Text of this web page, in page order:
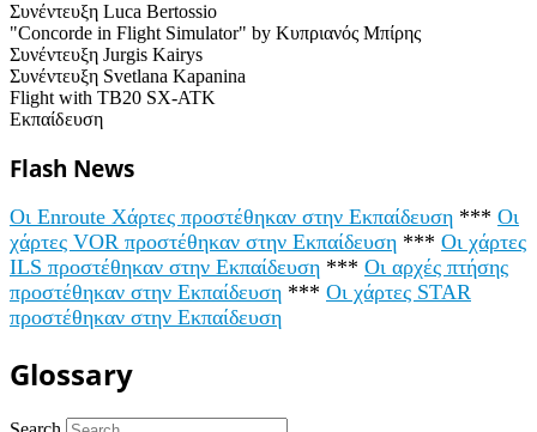
Συνέντευξη Luca Bertossio
"Concorde in Flight Simulator" by Κυπριανός Μπίρης
Συνέντευξη Jurgis Kairys
Συνέντευξη Svetlana Kapanina
Flight with TB20 SX-ATK
Εκπαίδευση
Flash News
Οι Enroute Χάρτες προστέθηκαν στην Εκπαίδευση *** Οι
χάρτες VOR προστέθηκαν στην Εκπαίδευση *** Οι χάρτες
ILS προστέθηκαν στην Εκπαίδευση *** Οι αρχές πτήσης
προστέθηκαν στην Εκπαίδευση *** Οι χάρτες STAR
προστέθηκαν στην Εκπαίδευση
Glossary